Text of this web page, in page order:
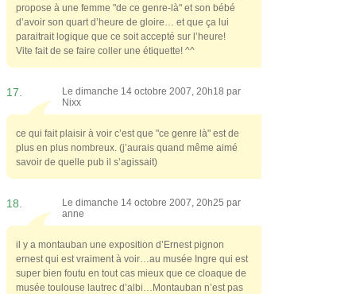
propose à une femme "de ce genre-là" et son bébé
d’avoir son quart d’heure de gloire… et que ça lui
paraitrait logique que ce soit accepté sur l’heure!
Vite fait de se faire coller une étiquette! ^^
17.
Le dimanche 14 octobre 2007, 20h18 par
Nixx
ce qui fait plaisir à voir c’est que "ce genre là" est de
plus en plus nombreux. (j’aurais quand même aimé
savoir de quelle pub il s’agissait)
18.
Le dimanche 14 octobre 2007, 20h25 par
anne
il y a montauban une exposition d’Ernest pignon
ernest qui est vraiment à voir…au musée Ingre qui est
super bien foutu en tout cas mieux que ce cloaque de
musée toulouse lautrec d’albi…Montauban n’est pas